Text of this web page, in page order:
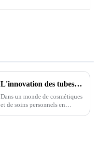
L'innovation des tubes cosmétiques de grande capacité
Dans un monde de cosmétiques
et de soins personnels en